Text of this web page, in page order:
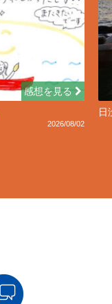
感想を見る
2026/08/02
日